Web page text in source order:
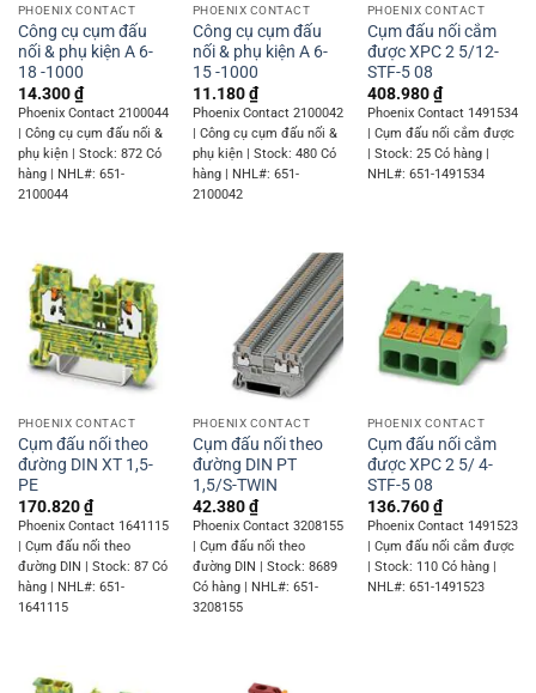
PHOENIX CONTACT
Công cụ cụm đấu
nối & phụ kiện A 6-
18 -1000
14.300₫
Phoenix Contact 2100044
| Công cụ cụm đấu nối &
phụ kiện | Stock: 872 Có
hàng | NHL#: 651-
2100044
PHOENIX CONTACT
Công cụ cụm đấu
nối & phụ kiện A 6-
15 -1000
11.180₫
Phoenix Contact 2100042
| Công cụ cụm đấu nối &
phụ kiện | Stock: 480 Có
hàng | NHL#: 651-
2100042
PHOENIX CONTACT
Cụm đấu nối cắm
được XPC 2 5/12-
STF-5 08
408.980₫
Phoenix Contact 1491534
| Cụm đấu nối cắm được
| Stock: 25 Có hàng |
NHL#: 651-1491534
PHOENIX CONTACT
Cụm đấu nối theo
đường DIN XT 1,5-
PE
170.820₫
Phoenix Contact 1641115
| Cụm đấu nối theo
đường DIN | Stock: 87 Có
hàng | NHL#: 651-
1641115
PHOENIX CONTACT
Cụm đấu nối theo
đường DIN PT
1,5/S-TWIN
42.380₫
Phoenix Contact 3208155
| Cụm đấu nối theo
đường DIN | Stock: 8689
Có hàng | NHL#: 651-
3208155
PHOENIX CONTACT
Cụm đấu nối cắm
được XPC 2 5/ 4-
STF-5 08
136.760₫
Phoenix Contact 1491523
| Cụm đấu nối cắm được
| Stock: 110 Có hàng |
NHL#: 651-1491523